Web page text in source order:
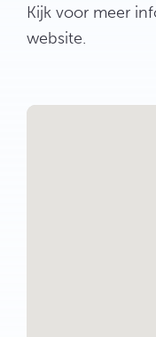
Kijk voor meer
website.